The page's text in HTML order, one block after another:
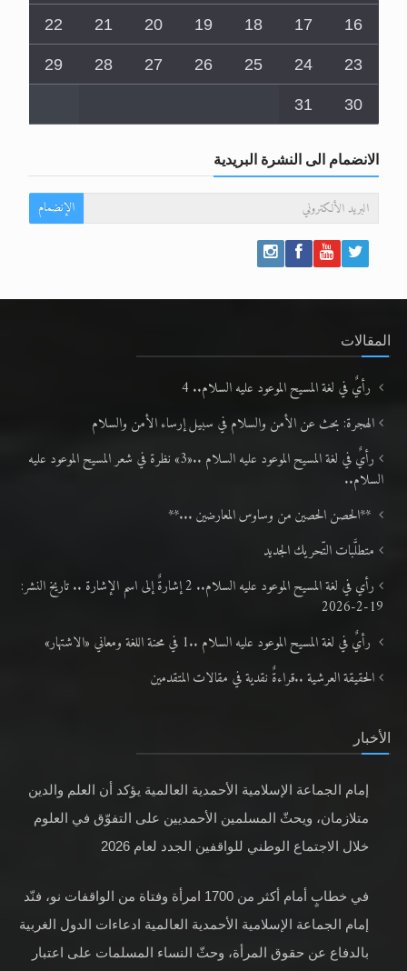
16
17
18
19
20
21
22
23
24
25
26
27
28
29
30
31
الانضمام الى النشرة البريدية
الإنضمام
المقالات
رأيٌ في لغة المسيح الموعود عليه السلام.. 4
الهجرة: بحث عن الأمن والسلام في سبيل إرساء الأمن والسلام
رأيٌ في لغة المسيح الموعود عليه السلام ..«3» نظرة في شعر المسيح الموعود عليه
السلام..
**الحصن الحصين من وساوس المعارضين ...**
متطلَّبات التّحريك الجديد
رأي في لغة المسيح الموعود عليه السلام.. 2 إشارةٌ إلى اسم الإشارة .. تاريخ النشر:
19-2-2026
رأيٌ في لغة المسيح الموعود عليه السلام ..1 في محنة اللغة ومعاني «الاشتهار»
الحقيقة العرشية ..قراءةٌ نقدية في مقالات المتقدمين
الأخبار
إمام الجماعة الإسلامية الأحمدية العالمية يؤكد أن العلم والدين
متلازمان، ويحثّ المسلمين الأحمديين على التفوّق في العلوم
خلال الاجتماع الوطني للواقفين الجدد لعام 2026
في خطابٍ أمام أكثر من 1700 امرأة وفتاة من الواقفات نو، فنّد
إمام الجماعة الإسلامية الأحمدية العالمية ادعاءات الدول الغربية
بالدفاع عن حقوق المرأة، وحثّ النساء المسلمات على اعتبار